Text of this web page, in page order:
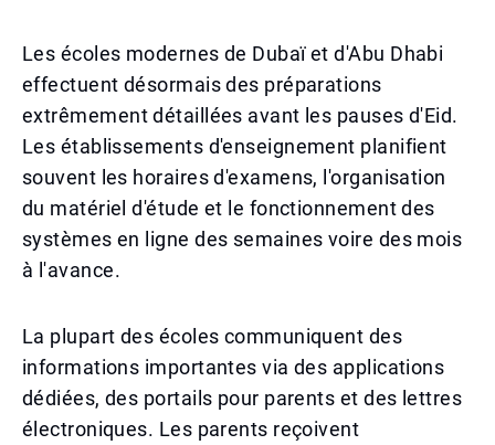
Les écoles modernes de Dubaï et d'Abu Dhabi
effectuent désormais des préparations
extrêmement détaillées avant les pauses d'Eid.
Les établissements d'enseignement planifient
souvent les horaires d'examens, l'organisation
du matériel d'étude et le fonctionnement des
systèmes en ligne des semaines voire des mois
à l'avance.
La plupart des écoles communiquent des
informations importantes via des applications
dédiées, des portails pour parents et des lettres
électroniques. Les parents reçoivent